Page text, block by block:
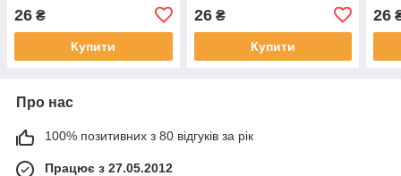
26 ₴
Купити
26₴
Купити
26
Про нас
100% позитивних з 80 відгуків за рік
Працює з 27.05.2012